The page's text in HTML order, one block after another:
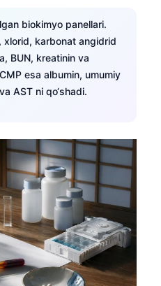
biokimyo panellari.
xlorid, karbonat angidrid
BUN, kreatinin va
esa albumin, umumiy
AST ni qo‘shadi.